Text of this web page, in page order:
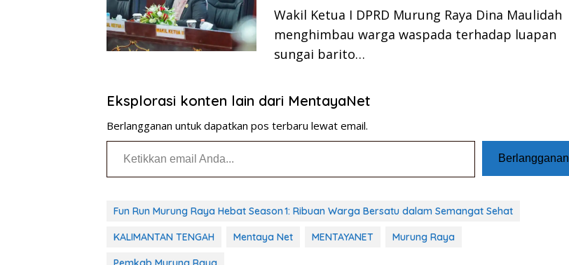
Wakil Ketua I DPRD Murung Raya Dina Maulidah
menghimbau warga waspada terhadap luapan
sungai barito…
Eksplorasi konten lain dari MentayaNet
Berlangganan untuk dapatkan pos terbaru lewat email.
Ketikkan email Anda...
Berlangganan
Fun Run Murung Raya Hebat Season 1: Ribuan Warga Bersatu dalam Semangat Sehat
KALIMANTAN TENGAH Mentaya Net MENTAYANET Murung Raya